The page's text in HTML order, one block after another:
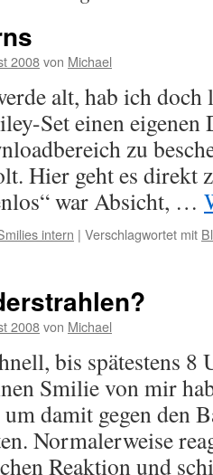
2008von Michael
alt, hab ich doch
Set einen
zu
Hier geht es direkt
war Absicht, …
intern | Verschlagwortet mit
2008von Michael
bis spätestens 8
Smilie von mir
damit gegen den
Normalerweise
Reaktion und